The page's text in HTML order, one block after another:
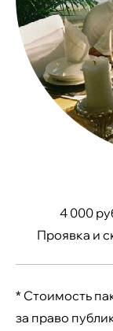
4 000
Проявка и
* Стоимость
за право